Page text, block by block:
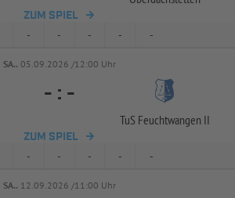
ZUM SPIEL
- - - - -
SA.. 05.09.2026 /12:00 Uhr
- : -
TuS Feuchtwangen II
ZUM SPIEL
- - - - -
SA.. 12.09.2026 /11:00 Uhr